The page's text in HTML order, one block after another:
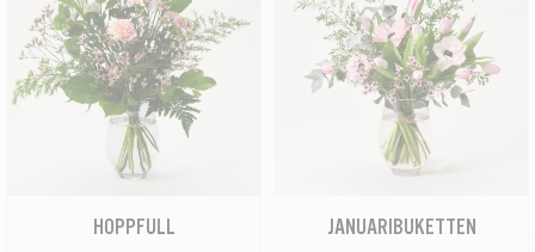
HOPPFULL JANUARIBUKETTEN